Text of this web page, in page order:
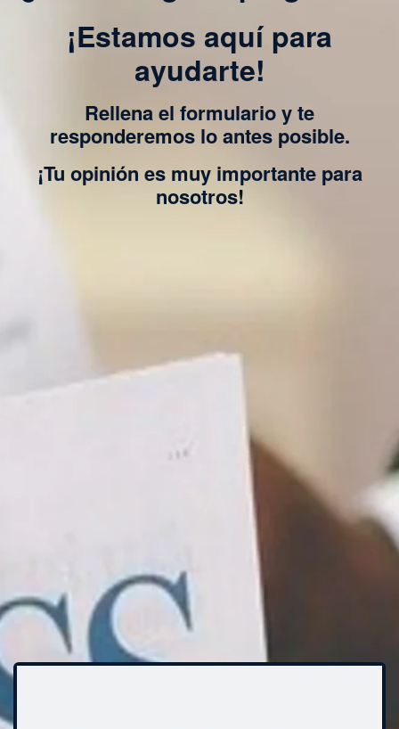
¡Estamos aquí para
ayudarte!
Rellena el formulario y te
responderemos lo antes posible.
¡Tu opinión es muy importante para
nosotros!